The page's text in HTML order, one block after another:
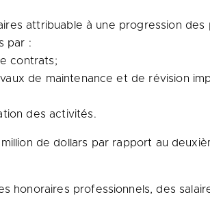
attribuable à une progression des
par :
contrats;
de maintenance et de révision
des activités.
de dollars par rapport au
honoraires professionnels, des